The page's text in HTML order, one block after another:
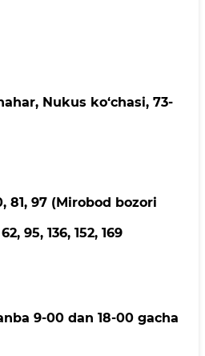
Nukus ko‘chasi, 73-
81, 97 (Mirobod bozori
95, 136, 152, 169
9-00 dan 18-00 gacha